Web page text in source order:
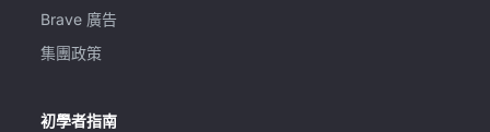
Brave 廣告
集團政策
初學者指南